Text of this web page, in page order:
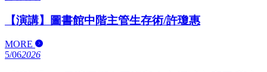
【演講】圖書館中階主管生存術/許瓊惠
MORE
5/062026